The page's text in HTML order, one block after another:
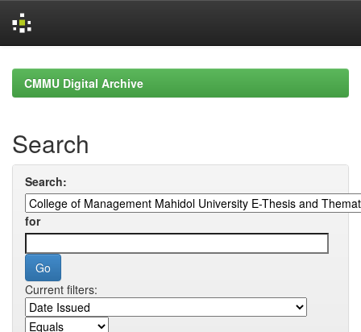
navigationCMMU Digital Archive
Search
Search:
for
Current filters: